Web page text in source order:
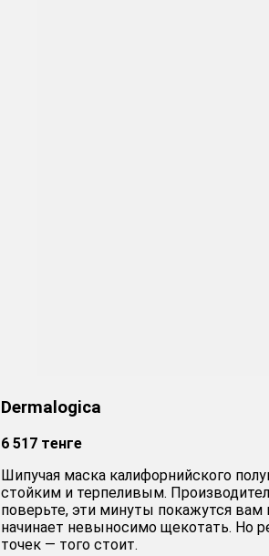
Dermalogica
6 517 тенге
Шипучая маска калифорнийского
стойким и терпеливым.
поверьте, эти минуты покажутся
начинает невыносимо щекотать. Но
точек — того стоит.